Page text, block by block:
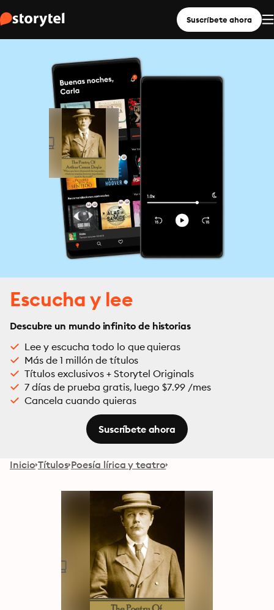
Suscríbete ahora
Escucha y lee
Descubre un mundo infinito de historias
Lee y escucha todo lo que quieras
Más de 1 millón de títulos
Títulos exclusivos + Storytel Originals
7 días de prueba gratis, luego $7.99 /mes
Cancela cuando quieras
Suscríbete ahora
Inicio Títulos Poesía lírica y teatro